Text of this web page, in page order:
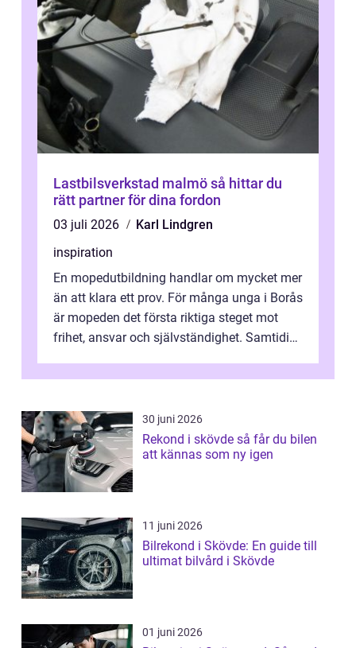
Lastbilsverkstad malmö så hittar du
rätt partner för dina fordon
03 juli 2026
Karl Lindgren
inspiration
En mopedutbildning handlar om mycket mer
än att klara ett prov. För många unga i Borås
är mopeden det första riktiga steget mot
frihet, ansvar och självständighet. Samtidigt
30 juni 2026
Rekond i skövde så får du bilen
att kännas som ny igen
11 juni 2026
Bilrekond i Skövde: En guide till
ultimat bilvård i Skövde
01 juni 2026